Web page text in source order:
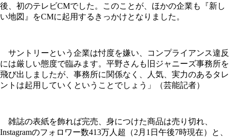
後、初のテレビCMでした。このことが、ほかの企業も『新し
い地図』をCMに起用するきっかけとなりました。
サントリーという企業は忖度を嫌い、コンプライアンス違反
には厳しい態度で臨みます。平野さんも旧ジャニーズ事務所を
飛び出しましたが、事務所に関係なく、人気、実力のあるタレ
ントは起用していくということでしょう」（芸能記者）
雑誌の表紙を飾れば完売、身につけた商品は売り切れ、
Instagramのフォロワー数413万人超（2月1日午後7時現在）と、